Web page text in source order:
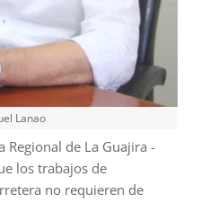
Lanao
Regional de La Guajira -
los trabajos de
no requieren de